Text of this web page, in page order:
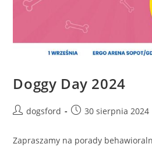
Doggy Day 2024
Postdogsford
Post30 sierpnia 2024
Zapraszamy na porady